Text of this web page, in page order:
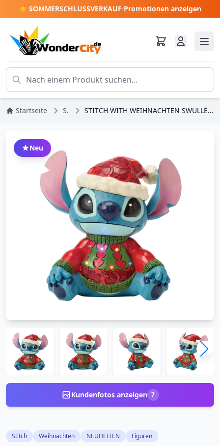
☀️ SOMMERSCHLUSSVERKAUF·Promotionen anzeigen
Startseite Stitch STITCH WITH WEIHNACHTEN SWULLER (LED) - DISNEY TRADITIONS
Neu
Kundenfotos anzeigen 7
Stitch Weihnachten NEUHEITEN Figuren